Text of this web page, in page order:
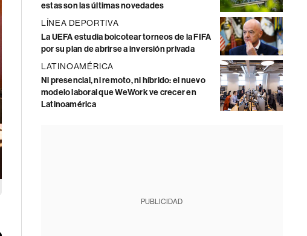
estas son las últimas novedades
LÍNEA DEPORTIVA
La UEFA estudia boicotear torneos de la FIFA
por su plan de abrirse a inversión privada
LATINOAMÉRICA
Ni presencial, ni remoto, ni híbrido: el nuevo
modelo laboral que WeWork ve crecer en
Latinoamérica
PUBLICIDAD